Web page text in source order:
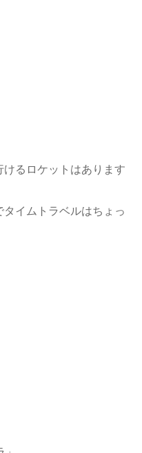
るロケットはあります
イムトラベルはちょっ